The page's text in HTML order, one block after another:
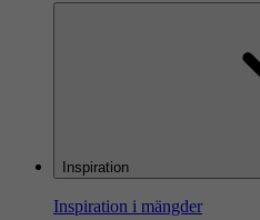
Inspiration
Inspiration i mängder